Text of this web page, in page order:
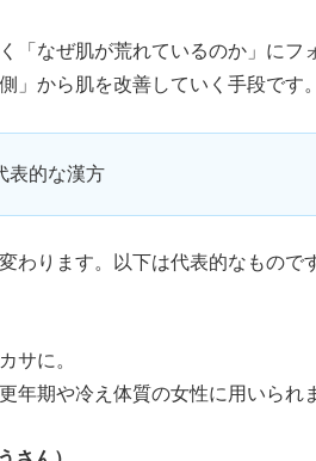
「なぜ肌が荒れているのか」にフ
」から肌を改善していく手段です。
表的な漢方
わります。以下は代表的なもので
サに。
年期や冷え体質の女性に用いられ